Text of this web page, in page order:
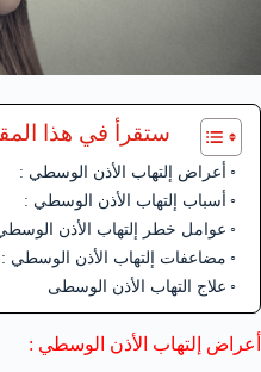
ستقرأ في هذا
أعراض إلتهاب الأذن الوسطي :
أسباب إلتهاب الأذن الوسطي :
عوامل خطر إلتهاب الأذن
مضاعفات إلتهاب الأذن الوسطي :
علاج التهاب الأذن الوسطى
أعراض إلتهاب الأذن الوسطي :